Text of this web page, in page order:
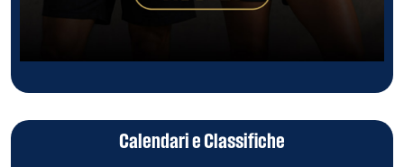
Calendari e Classifiche